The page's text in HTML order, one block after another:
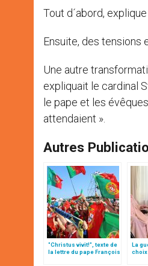
Tout d´abord,
Ensuite, des tensions
Une autre
expliquait le cardinal
le pape et les
attendaient ».
Autres
"Christus vivit!", texte de
la lettre du pape François
La
choix